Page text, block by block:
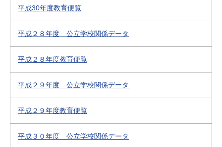
平成30年度教育便覧
平成２８年度 公立学校関係データ
平成２８年度教育便覧
平成２９年度 公立学校関係データ
平成２９年度教育便覧
平成３０年度 公立学校関係データ